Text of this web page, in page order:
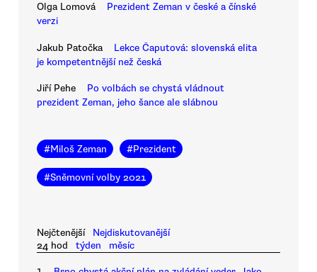
Olga Lomová
Prezident Zeman v české a čínské
verzi
Jakub Patočka
Lekce Čaputová: slovenská elita
je kompetentnější než česká
Jiří Pehe
Po volbách se chystá vládnout
prezident Zeman, jeho šance ale slábnou
#Miloš Zeman #Prezident
#Sněmovní volby 2021
Nejčtenější
Nejdiskutovanější
24 hod
týden měsíc